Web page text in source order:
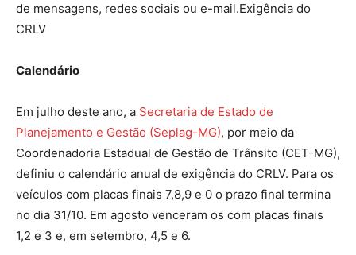
de mensagens, redes sociais ou e-mail.Exigência do
CRLV
Calendário
Em julho deste ano, a Secretaria de Estado de
Planejamento e Gestão (Seplag-MG), por meio da
Coordenadoria Estadual de Gestão de Trânsito (CET-MG),
definiu o calendário anual de exigência do CRLV. Para os
veículos com placas finais 7,8,9 e 0 o prazo final termina
no dia 31/10. Em agosto venceram os com placas finais
1,2 e 3 e, em setembro, 4,5 e 6.